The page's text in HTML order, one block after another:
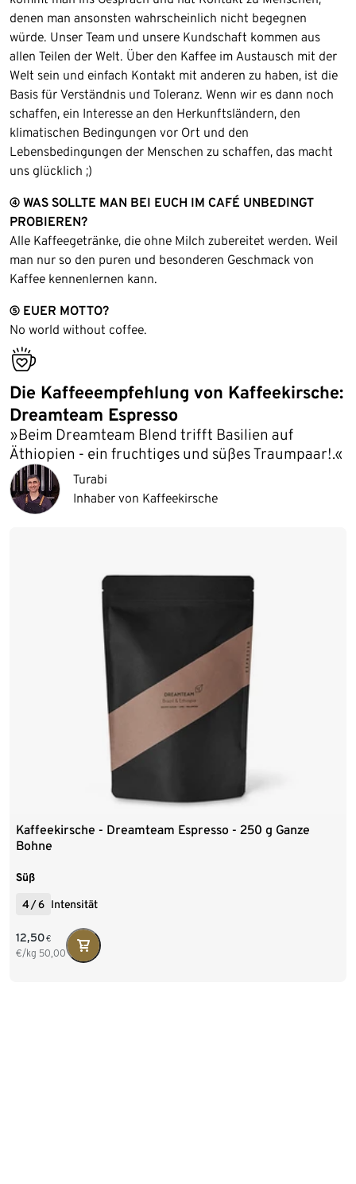
denen man ansonsten wahrscheinlich nicht begegnen
würde. Unser Team und unsere Kundschaft kommen aus
allen Teilen der Welt. Über den Kaffee im Austausch mit der
Welt sein und einfach Kontakt mit anderen zu haben, ist die
Basis für Verständnis und Toleranz. Wenn wir es dann noch
schaffen, ein Interesse an den Herkunftsländern, den
klimatischen Bedingungen vor Ort und den
Lebensbedingungen der Menschen zu schaffen, das macht
uns glücklich ;)
④ WAS SOLLTE MAN BEI EUCH IM CAFÉ UNBEDINGT
PROBIEREN?
Alle Kaffeegetränke, die ohne Milch zubereitet werden. Weil
man nur so den puren und besonderen Geschmack von
Kaffee kennenlernen kann.
⑤ EUER MOTTO?
No world without coffee.
bestseller
Die Kaffeeempfehlung von Kaffeekirsche:
Dreamteam Espresso
»Beim Dreamteam Blend trifft Basilien auf
Äthiopien - ein fruchtiges und süßes Traumpaar!.«
Turabi
Inhaber von Kaffeekirsche
Kaffeekirsche - Dreamteam Espresso - 250 g Ganze
Bohne
Süß
4/6 Intensität
12,50€
€/kg 50,00